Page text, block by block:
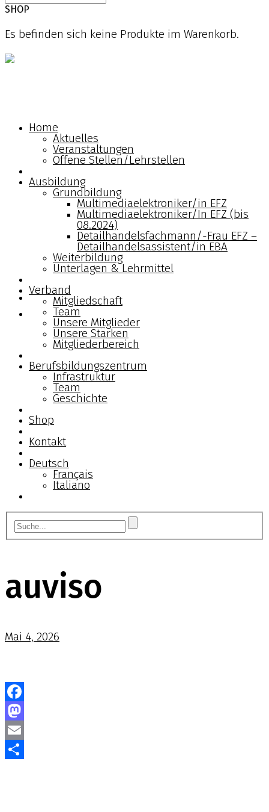
SHOP
Es befinden sich keine Produkte im Warenkorb.
Verband
Deutsch
Home
Aktuelles
Veranstaltungen
Offene Stellen/Lehrstellen
Ausbildung
Grundbildung
Multimediaelektroniker/in EFZ
Multimediaelektroniker/In EFZ (bis
08.2024)
Detailhandelsfachmann/-Frau EFZ –
Detailhandelsassistent/in EBA
Weiterbildung
Unterlagen & Lehrmittel
Verband
Mitgliedschaft
Team
Unsere Mitglieder
Unsere Stärken
Mitgliederbereich
Berufsbildungszentrum
Infrastruktur
Team
Geschichte
Shop
Kontakt
Deutsch
Français
Italiano
auviso
Mai 4, 2026
Facebook
Mastodon
Email
Teilen